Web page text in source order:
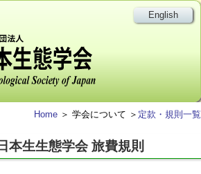
English
Home ＞ 学会について ＞ 定款・規則一覧
本生生態学会 旅費規則